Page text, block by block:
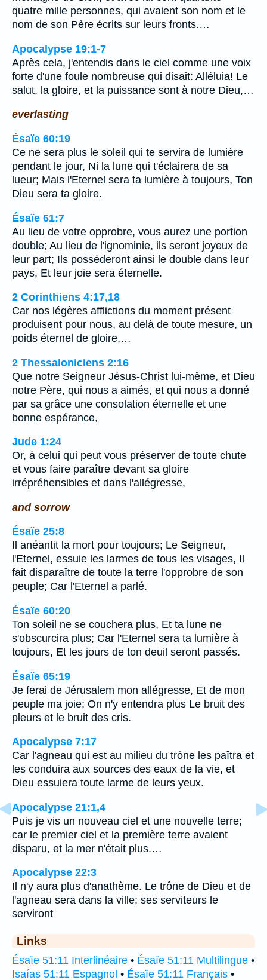
quatre mille personnes, qui avaient son nom et le
nom de son Père écrits sur leurs fronts.…
Apocalypse 19:1-7
Après cela, j'entendis dans le ciel comme une voix
forte d'une foule nombreuse qui disait: Alléluia! Le
salut, la gloire, et la puissance sont à notre Dieu,…
everlasting
Ésaïe 60:19
Ce ne sera plus le soleil qui te servira de lumière
pendant le jour, Ni la lune qui t'éclairera de sa
lueur; Mais l'Eternel sera ta lumière à toujours, Ton
Dieu sera ta gloire.
Ésaïe 61:7
Au lieu de votre opprobre, vous aurez une portion
double; Au lieu de l'ignominie, ils seront joyeux de
leur part; Ils posséderont ainsi le double dans leur
pays, Et leur joie sera éternelle.
2 Corinthiens 4:17,18
Car nos légères afflictions du moment présent
produisent pour nous, au delà de toute mesure, un
poids éternel de gloire,…
2 Thessaloniciens 2:16
Que notre Seigneur Jésus-Christ lui-même, et Dieu
notre Père, qui nous a aimés, et qui nous a donné
par sa grâce une consolation éternelle et une
bonne espérance,
Jude 1:24
Or, à celui qui peut vous préserver de toute chute
et vous faire paraître devant sa gloire
irrépréhensibles et dans l'allégresse,
and sorrow
Ésaïe 25:8
Il anéantit la mort pour toujours; Le Seigneur,
l'Eternel, essuie les larmes de tous les visages, Il
fait disparaître de toute la terre l'opprobre de son
peuple; Car l'Eternel a parlé.
Ésaïe 60:20
Ton soleil ne se couchera plus, Et ta lune ne
s'obscurcira plus; Car l'Eternel sera ta lumière à
toujours, Et les jours de ton deuil seront passés.
Ésaïe 65:19
Je ferai de Jérusalem mon allégresse, Et de mon
peuple ma joie; On n'y entendra plus Le bruit des
pleurs et le bruit des cris.
Apocalypse 7:17
Car l'agneau qui est au milieu du trône les paîtra et
les conduira aux sources des eaux de la vie, et
Dieu essuiera toute larme de leurs yeux.
Apocalypse 21:1,4
Puis je vis un nouveau ciel et une nouvelle terre;
car le premier ciel et la première terre avaient
disparu, et la mer n'était plus.…
Apocalypse 22:3
Il n'y aura plus d'anathème. Le trône de Dieu et de
l'agneau sera dans la ville; ses serviteurs le
serviront
Links
Ésaïe 51:11 Interlinéaire • Ésaïe 51:11 Multilingue •
Isaías 51:11 Espagnol • Ésaïe 51:11 Français •